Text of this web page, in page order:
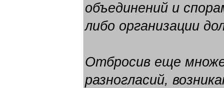
объединений и
либо организации
Отбросив еще
разногласий,